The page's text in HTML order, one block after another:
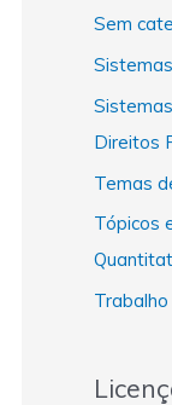
Sem
Direitos
Temas
Tópicos